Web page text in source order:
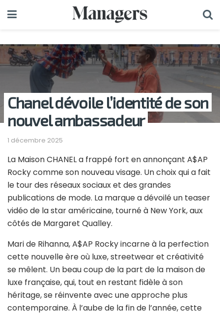
Chanel dévoile l’identité de son
nouvel ambassadeur
1 décembre 2025
La Maison CHANEL a frappé fort en annonçant A$AP
Rocky comme son nouveau visage. Un choix qui a fait
le tour des réseaux sociaux et des grandes
publications de mode. La marque a dévoilé un teaser
vidéo de la star américaine, tourné à New York, aux
côtés de Margaret Qualley.
Mari de Rihanna, A$AP Rocky incarne à la perfection
cette nouvelle ère où luxe, streetwear et créativité
se mêlent. Un beau coup de la part de la maison de
luxe française, qui, tout en restant fidèle à son
héritage, se réinvente avec une approche plus
contemporaine. À l’aube de la fin de l’année, cette